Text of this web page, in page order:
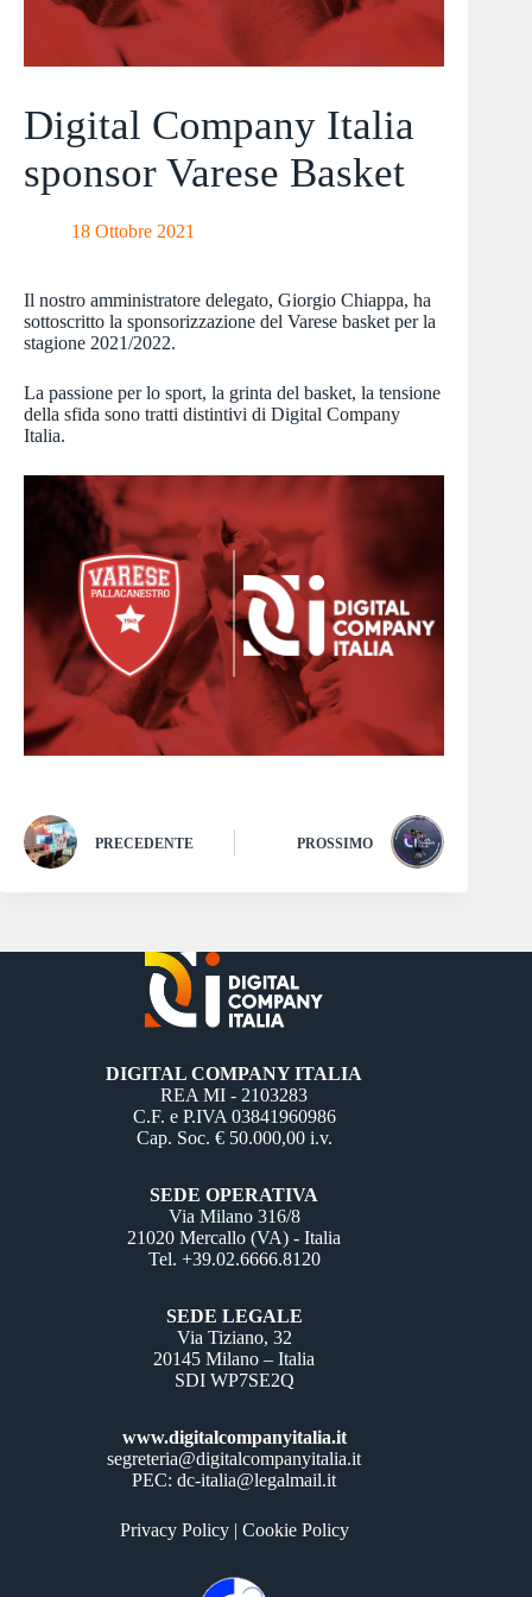
Digital Company Italia
sponsor Varese Basket
18 Ottobre 2021
Il nostro amministratore delegato, Giorgio Chiappa, ha
sottoscritto la sponsorizzazione del Varese basket per la
stagione 2021/2022.
La passione per lo sport, la grinta del basket, la tensione
della sfida sono tratti distintivi di Digital Company
Italia.
PRECEDENTE PROSSIMO
DIGITAL COMPANY ITALIA
REA MI - 2103283
C.F. e P.IVA 03841960986
Cap. Soc. € 50.000,00 i.v.
SEDE OPERATIVA
Via Milano 316/8
21020 Mercallo (VA) - Italia
Tel. +39.02.6666.8120
SEDE LEGALE
Via Tiziano, 32
20145 Milano – Italia
SDI WP7SE2Q
www.digitalcompanyitalia.it
segreteria@digitalcompanyitalia.it
PEC: dc-italia@legalmail.it
Privacy Policy| Cookie Policy